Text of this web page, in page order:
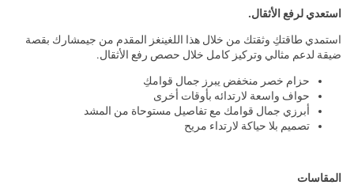
استعدي لرفع الأثقال.
استمدي طاقتكِ وثقتك من خلال هذا اللغينغز المقدم من جيمشارك بقصة
ضيقة لدعم مثالي وتركيز كامل خلال حصص رفع الأثقال.
حزام خصر منخفض يبرز جمال قوامكِ
حواف واسعة لارتدائه بأوقات أخرى
أبرزي جمال قوامك مع تفاصيل مستوحاة من المشد
تصميم بلا حياكة لارتداء مريح
المقاسات